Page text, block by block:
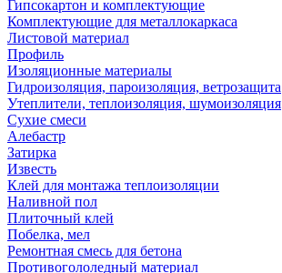
Гипсокартон и комплектующие
Комплектующие для металлокаркаса
Листовой материал
Профиль
Изоляционные материалы
Гидроизоляция, пароизоляция, ветрозащита
Утеплители, теплоизоляция, шумоизоляция
Сухие смеси
Алебастр
Затирка
Известь
Клей для монтажа теплоизоляции
Наливной пол
Плиточный клей
Побелка, мел
Ремонтная смесь для бетона
Противогололедный материал